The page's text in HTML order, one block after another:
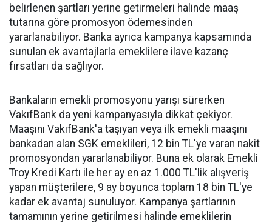
belirlenen şartları yerine getirmeleri halinde maaş
tutarına göre promosyon ödemesinden
yararlanabiliyor. Banka ayrıca kampanya kapsamında
sunulan ek avantajlarla emeklilere ilave kazanç
fırsatları da sağlıyor.
Bankaların emekli promosyonu yarışı sürerken
VakıfBank da yeni kampanyasıyla dikkat çekiyor.
Maaşını VakıfBank'a taşıyan veya ilk emekli maaşını
bankadan alan SGK emeklileri, 12 bin TL'ye varan nakit
promosyondan yararlanabiliyor. Buna ek olarak Emekli
Troy Kredi Kartı ile her ay en az 1.000 TL'lik alışveriş
yapan müşterilere, 9 ay boyunca toplam 18 bin TL'ye
kadar ek avantaj sunuluyor. Kampanya şartlarının
tamamının yerine getirilmesi halinde emeklilerin